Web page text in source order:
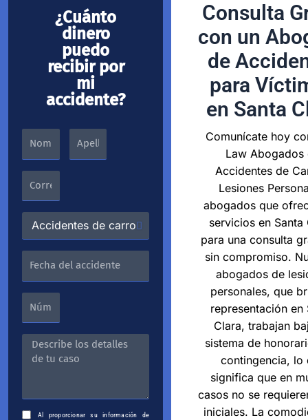
¿Cuánto
dinero
puedo
recibir por
mi
accidente?
Al proporcionar su información de
Consulta
con un
de
para
en Santa
Comunícate hoy
Law Abogados
Accidentes de
Lesiones
abogados que
servicios en Santa
para una consulta
sin compromiso.
abogados de
personales, que
representación en
Clara, trabajan
sistema de
contingencia, lo
significa que en
casos no se
iniciales. La